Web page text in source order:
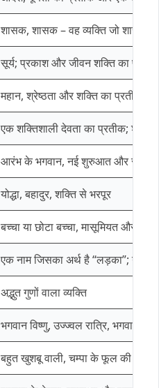
शासक, शासक – वह व्यक्ति जो शासन
सूर्य; प्रकाश और जीवन शक्ति का
महान, श्रेष्ठता और शक्ति का प्रतीक।
एक शक्तिशाली देवता का प्रतीक; शक्ति
आरंभ के भगवान, नई शुरुआत और सृजन
योद्धा, बहादुर, शक्ति से भरपूर
बच्चा या छोटा बच्चा, मासूमियत और
एक नाम जिसका अर्थ है “लड़का”;
अद्भुत गुणों वाला व्यक्ति
भगवान विष्णु, उज्ज्वल रात्रि, भगवान
बहुत खुशबू वाली, चम्पा के फूल की कली